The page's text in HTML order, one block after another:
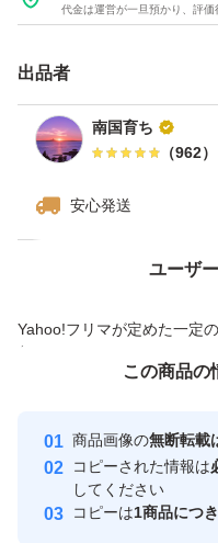
バラでの発送致します
新品の段ボールで配送し
代金は運営が一旦預かり、評
出品者
南国育ち
（962）
安心発送
ユーザ
Yahoo!フリマが定めた一定
付与しています
安心取引出品者
取引実績
価格の相談
この商品の
商品画像の無断転載
コピーされた情報は
してください
コピーは1商品につ
この商品をみている人に